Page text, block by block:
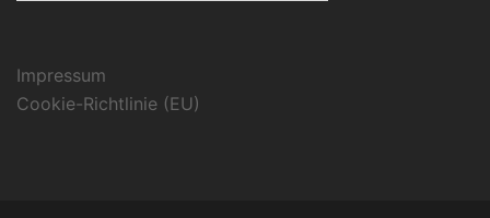
Impressum
Cookie-Richtlinie (EU)